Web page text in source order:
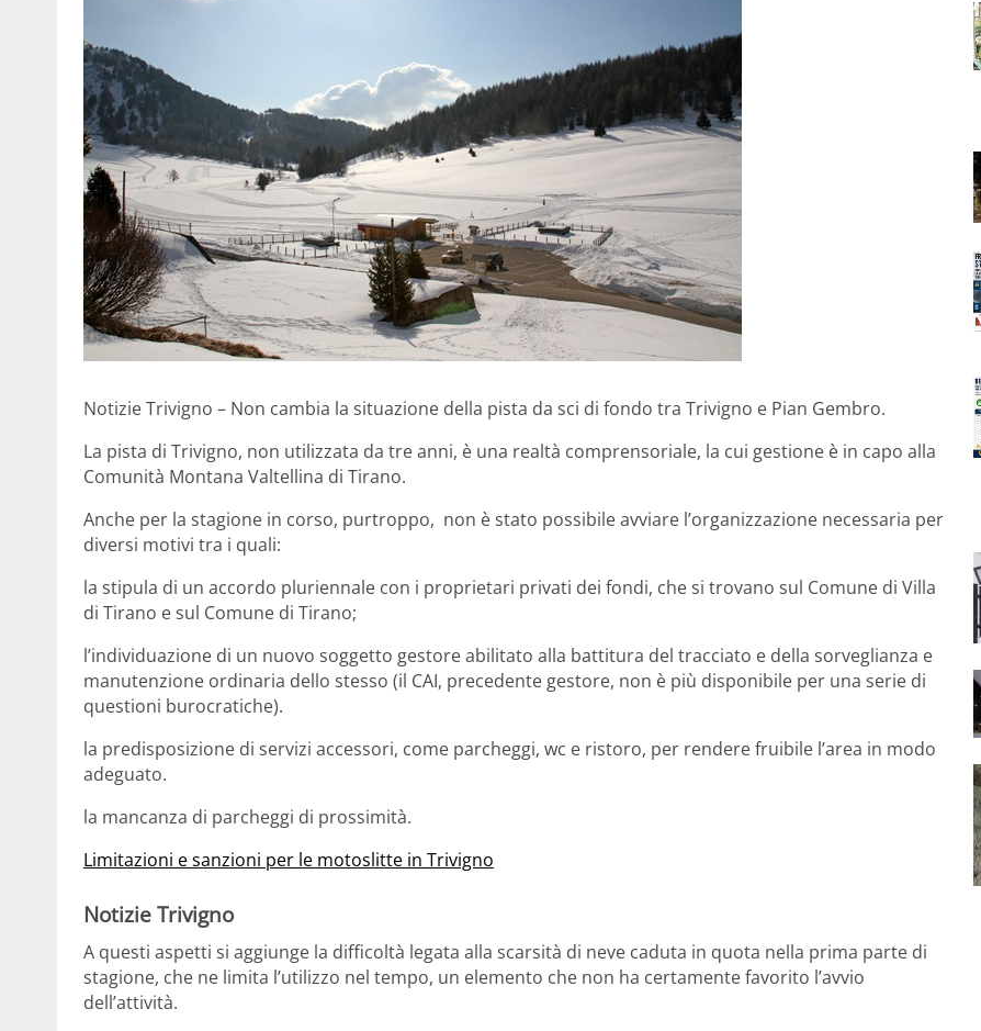
Notizie Trivigno – Non cambia la situazione della pista da sci di fondo tra Trivigno e Pian Gembro.
La pista di Trivigno, non utilizzata da tre anni, è una realtà comprensoriale, la cui gestione è in capo alla
Comunità Montana Valtellina di Tirano.
Anche per la stagione in corso, purtroppo, non è stato possibile avviare l’organizzazione necessaria per
diversi motivi tra i quali:
la stipula di un accordo pluriennale con i proprietari privati dei fondi, che si trovano sul Comune di Villa
di Tirano e sul Comune di Tirano;
l’individuazione di un nuovo soggetto gestore abilitato alla battitura del tracciato e della sorveglianza e
manutenzione ordinaria dello stesso (il CAI, precedente gestore, non è più disponibile per una serie di
questioni burocratiche).
la predisposizione di servizi accessori, come parcheggi, wc e ristoro, per rendere fruibile l’area in modo
adeguato.
la mancanza di parcheggi di prossimità.
Limitazioni e sanzioni per le motoslitte in Trivigno
Notizie Trivigno
A questi aspetti si aggiunge la difficoltà legata alla scarsità di neve caduta in quota nella prima parte di
stagione, che ne limita l’utilizzo nel tempo, un elemento che non ha certamente favorito l’avvio
dell’attività.